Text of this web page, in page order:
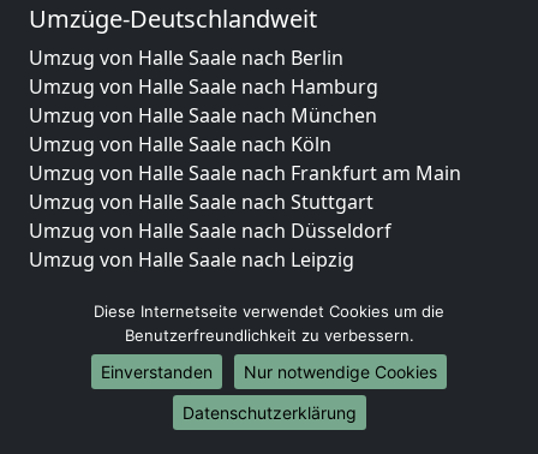
Umzüge-Deutschlandweit
Umzug von Halle Saale nach Berlin
Umzug von Halle Saale nach Hamburg
Umzug von Halle Saale nach München
Umzug von Halle Saale nach Köln
Umzug von Halle Saale nach Frankfurt am Main
Umzug von Halle Saale nach Stuttgart
Umzug von Halle Saale nach Düsseldorf
Umzug von Halle Saale nach Leipzig
Umzug von Halle Saale nach Essen
Umzug von Halle Saale nach Bremen
Umzug von Halle Saale nach Dresden
Umzug von Halle Saale nach Hannover
Umzug von Halle Saale nach Nürnberg
Diese Internetseite verwendet Cookies um die
Benutzerfreundlichkeit zu verbessern.
Einverstanden
Nur notwendige Cookies
Datenschutzerklärung